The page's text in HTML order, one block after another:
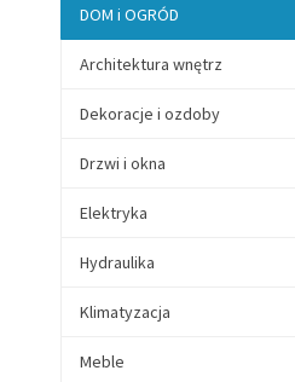
DOM i OGRÓD
Architektura wnętrz
Dekoracje i ozdoby
Drzwi i okna
Elektryka
Hydraulika
Klimatyzacja
Meble